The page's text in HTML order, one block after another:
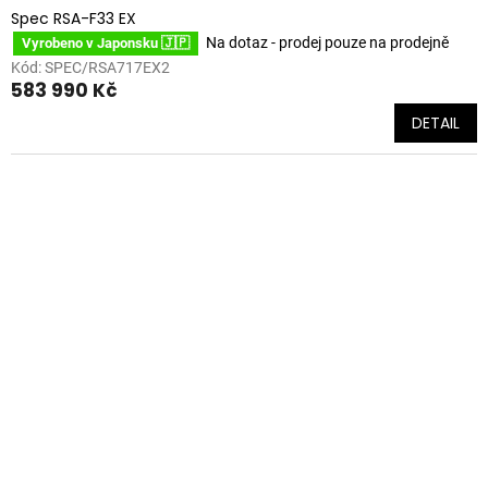
Spec RSA-F33 EX
Vyrobeno v Japonsku 🇯🇵
Na dotaz - prodej pouze na prodejně
Kód:SPEC/RSA717EX2
583 990 Kč
DETAIL